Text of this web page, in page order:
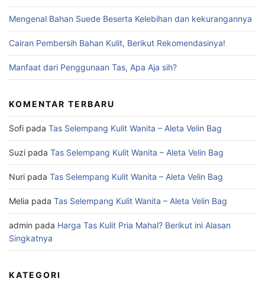
Mengenal Bahan Suede Beserta Kelebihan dan kekurangannya
Cairan Pembersih Bahan Kulit, Berikut Rekomendasinya!
Manfaat dari Penggunaan Tas, Apa Aja sih?
KOMENTAR TERBARU
Sofi pada Tas Selempang Kulit Wanita – Aleta Velin Bag
Suzi pada Tas Selempang Kulit Wanita – Aleta Velin Bag
Nuri pada Tas Selempang Kulit Wanita – Aleta Velin Bag
Melia pada Tas Selempang Kulit Wanita – Aleta Velin Bag
admin pada Harga Tas Kulit Pria Mahal? Berikut ini Alasan
Singkatnya
KATEGORI